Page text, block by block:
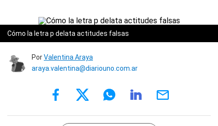
Cómo la letra p delata actitudes falsas
PorValentina Araya
araya.valentina@diariouno.com.ar